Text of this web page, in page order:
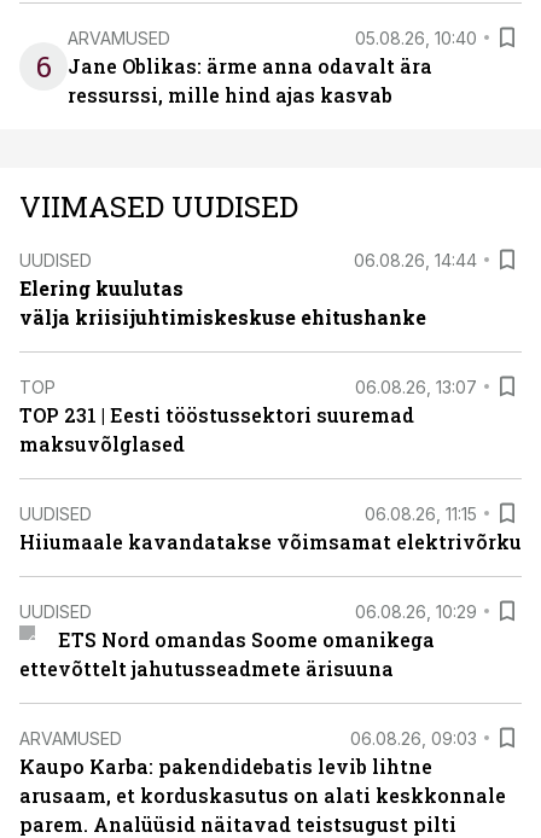
6
ARVAMUSED 05.08.26, 10:40
Jane Oblikas: ärme anna odavalt ära
ressurssi, mille hind ajas kasvab
VIIMASED UUDISED
UUDISED 06.08.26, 14:44
Elering kuulutas
välja kriisijuhtimiskeskuse ehitushanke
TOP 06.08.26, 13:07
TOP 231 | Eesti tööstussektori suuremad
maksuvõlglased
UUDISED 06.08.26, 11:15
Hiiumaale kavandatakse võimsamat elektrivõrku
UUDISED 06.08.26, 10:29
ETS Nord omandas Soome omanikega
ettevõttelt jahutusseadmete ärisuuna
ARVAMUSED 06.08.26, 09:03
Kaupo Karba: pakendidebatis levib lihtne
arusaam, et korduskasutus on alati keskkonnale
parem. Analüüsid näitavad teistsugust pilti